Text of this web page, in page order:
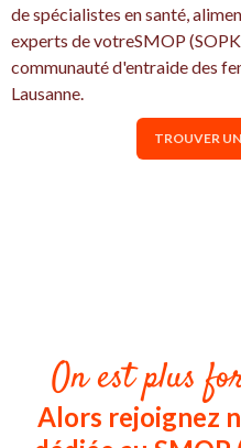
de spécialistes en santé,
experts de votreSMOP
communauté d'entraide des
Lausanne.
TROUVER
On est plus
Alors rejoignez